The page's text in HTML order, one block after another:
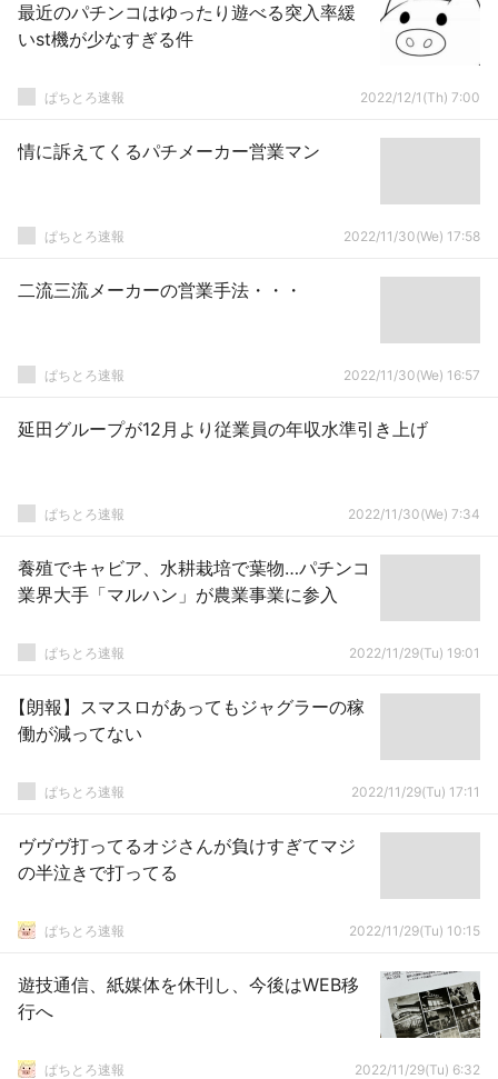
最近のパチンコはゆったり遊べる突入率緩
いst機が少なすぎる件
ぱちとろ速報 2022/12/1(Th) 7:00
情に訴えてくるパチメーカー営業マン
ぱちとろ速報 2022/11/30(We) 17:58
二流三流メーカーの営業手法・・・
ぱちとろ速報 2022/11/30(We) 16:57
延田グループが12月より従業員の年収水準引き上げ
ぱちとろ速報 2022/11/30(We) 7:34
養殖でキャビア、水耕栽培で葉物…パチンコ
業界大手「マルハン」が農業事業に参入
ぱちとろ速報 2022/11/29(Tu) 19:01
【朗報】スマスロがあってもジャグラーの稼
働が減ってない
ぱちとろ速報 2022/11/29(Tu) 17:11
ヴヴヴ打ってるオジさんが負けすぎてマジ
の半泣きで打ってる
ぱちとろ速報 2022/11/29(Tu) 10:15
遊技通信、紙媒体を休刊し、今後はWEB移
行へ
ぱちとろ速報 2022/11/29(Tu) 6:32